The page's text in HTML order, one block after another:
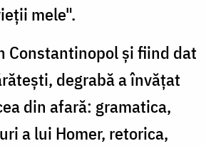
mele".
Constantinopol și fiind dat
degrabă a învățat
din afară: gramatica,
a lui Homer, retorica,